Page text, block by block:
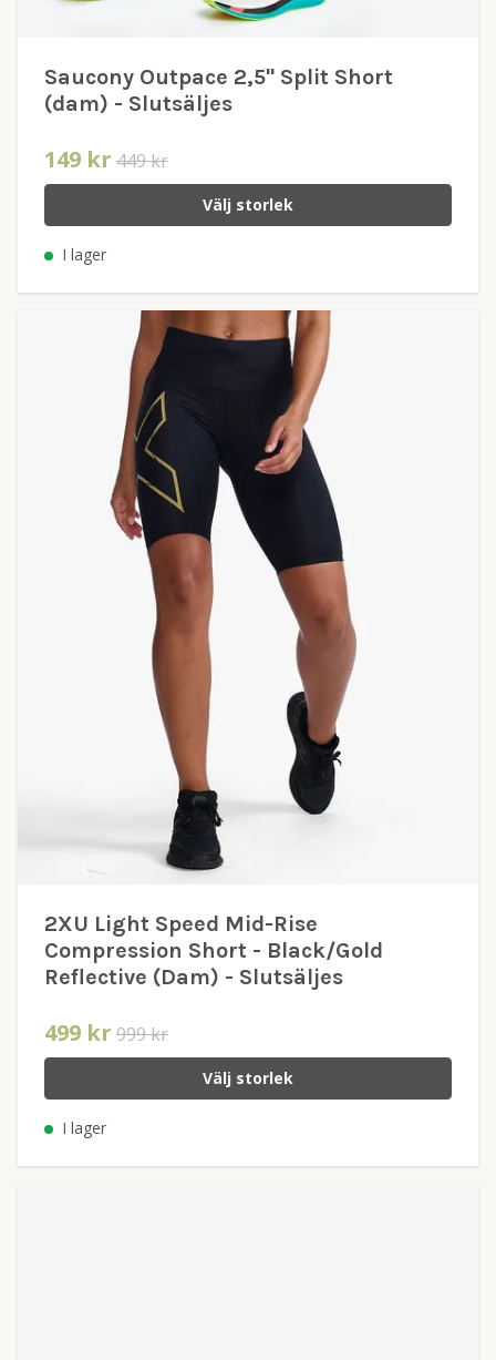
Saucony Outpace 2,5" Split Short
(dam) - Slutsäljes
149 kr 449 kr
Välj storlek
I lager
2XU Light Speed Mid-Rise
Compression Short - Black/Gold
Reflective (Dam) - Slutsäljes
499 kr 999 kr
Välj storlek
I lager